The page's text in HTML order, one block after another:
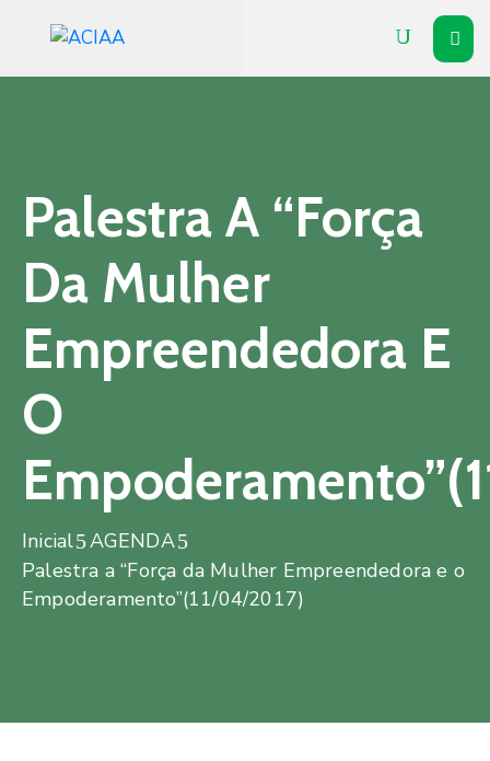
Associados
Soluções
Vitrine
Notícias
Agenda
Contato
Palestra A “Força
Da Mulher
Empreendedora E
O
Inicial
AGENDA
Palestra a “Força da Mulher Empreendedora e o
Empoderamento”(11/04/2017)